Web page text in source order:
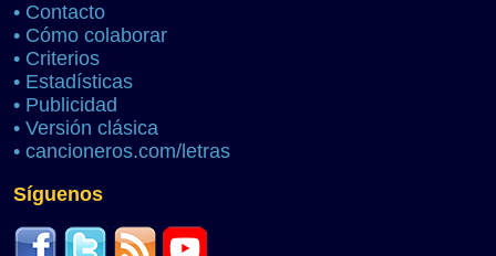
• Contacto
• Cómo colaborar
• Criterios
• Estadísticas
• Publicidad
• Versión clásica
• cancioneros.com/letras
Síguenos